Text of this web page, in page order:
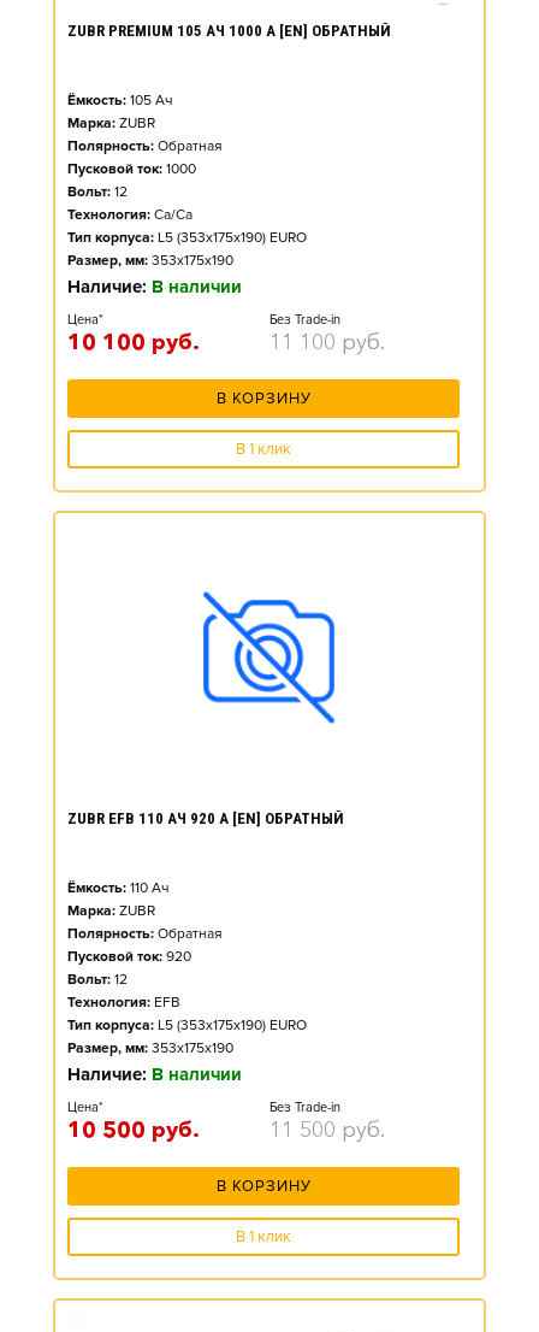
ZUBR PREMIUM 105 АЧ 1000 А [EN] ОБРАТНЫЙ
Ёмкость: 105 Ач
Марка: ZUBR
Полярность: Обратная
Пусковой ток: 1000
Вольт: 12
Технология: Ca/Ca
Тип корпуса: L5 (353x175x190) EURO
Размер, мм: 353x175x190
Наличие: В наличии
Цена*
10 100 руб.
Без Trade-in
11 100 руб.
В КОРЗИНУ
В 1 клик
ZUBR EFB 110 АЧ 920 А [EN] ОБРАТНЫЙ
Ёмкость: 110 Ач
Марка: ZUBR
Полярность: Обратная
Пусковой ток: 920
Вольт: 12
Технология: EFB
Тип корпуса: L5 (353x175x190) EURO
Размер, мм: 353x175x190
Наличие: В наличии
Цена*
10 500 руб.
Без Trade-in
11 500 руб.
В КОРЗИНУ
В 1 клик